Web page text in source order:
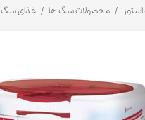
کاربریمحصولات سگ ها غذای سگ